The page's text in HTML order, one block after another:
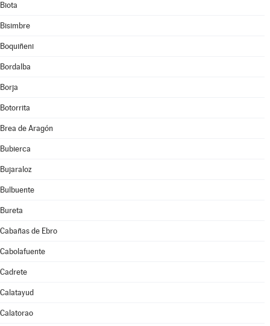
Biota
Bisimbre
Boquiñeni
Bordalba
Borja
Botorrita
Brea de Aragón
Bubierca
Bujaraloz
Bulbuente
Bureta
Cabañas de Ebro
Cabolafuente
Cadrete
Calatayud
Calatorao